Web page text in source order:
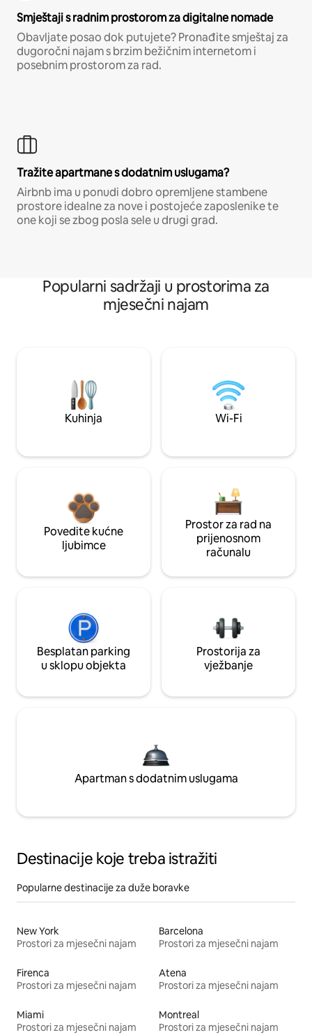
Smještaji s radnim prostorom za digitalne nomade
Obavljate posao dok putujete? Pronađite smještaj za
dugoročni najam s brzim bežičnim internetom i
posebnim prostorom za rad.
Tražite apartmane s dodatnim uslugama?
Airbnb ima u ponudi dobro opremljene stambene
prostore idealne za nove i postojeće zaposlenike te
one koji se zbog posla sele u drugi grad.
Popularni sadržaji u prostorima za
mjesečni najam
Kuhinja Wi-Fi
Povedite kućne
ljubimce
Prostor za rad na
prijenosnom
računalu
Besplatan parking
u sklopu objekta
Prostorija za
vježbanje
Apartman s dodatnim uslugama
Destinacije koje treba istražiti
Popularne destinacije za duže boravke
New York
Prostori za mjesečni najam
Barcelona
Prostori za mjesečni najam
Firenca
Prostori za mjesečni najam
Atena
Prostori za mjesečni najam
Miami
Prostori za mjesečni najam
Montreal
Prostori za mjesečni najam